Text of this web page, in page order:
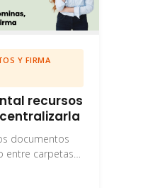
Y FIRMA
recursos
documentos
entre carpetas